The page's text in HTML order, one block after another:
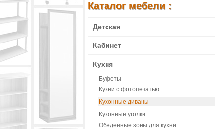
Каталог мебели :
Детская
Кабинет
Кухня
Буфеты
Кухни с фотопечатью
Кухонные диваны
Кухонные уголки
Обеденные зоны для кухни